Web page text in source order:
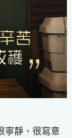
寧靜、很寫意